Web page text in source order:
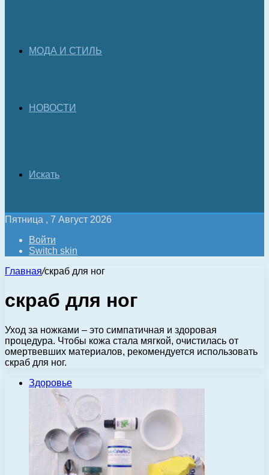
МОДА И СТИЛЬ
НОВОСТИ
Искать
Пятница , 7 Август 2026
Войти
Switch skin
Главная/скраб для ног
скраб для ног
Уход за ножками – это симпатичная и здоровая
процедура. Чтобы кожа стала мягкой, очистилась от
омертвевших материалов, рекомендуется использовать
скраб для ног.
Здоровье